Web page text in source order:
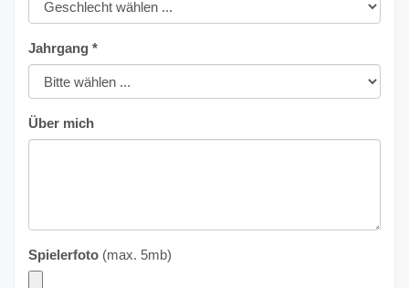
Jahrgang *
Über mich
Spielerfoto (max. 5mb)